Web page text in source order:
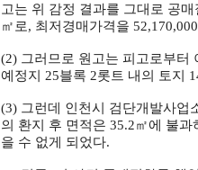
고는 위 감정 결과를 그대로 공
㎡로, 최저경매가격을
(2) 그러므로 원고는 피고로부터
예정지 25블록 2롯트 내의 토지
(3) 그런데 인천시 검단개발사업
의 환지 후 면적은 35.2㎡에 불
을 수 없게 되었다.